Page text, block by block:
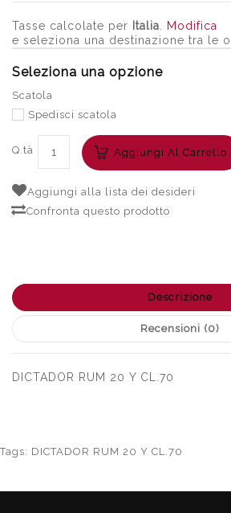
Tasse calcolate per Italia
Modifica
e seleziona una destinazione tra le
Seleziona una opzione
Scatola
Spedisci scatola
Q.tà Aggiungi Al Carrello
Aggiungi alla lista dei desideri
Confronta questo prodotto
Descrizione
Recensioni (0)
DICTADOR RUM 20 Y CL.70
Tags: DICTADOR RUM 20 Y CL.70